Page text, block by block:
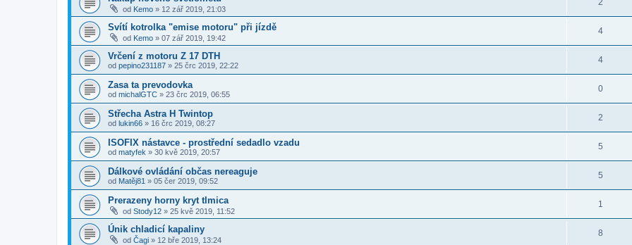
od Kemo » 12 zář 2019, 21:03
2
Svítí kotrolka "emise motoru" při jízdě
od Kemo » 07 zář 2019, 19:42
4
Vrčení z motoru Z 17 DTH
od pepino231187 » 25 črc 2019, 22:22
4
Zasa ta prevodovka
od michalGTC » 23 črc 2019, 06:55
0
Střecha Astra H Twintop
od lukin66 » 16 črc 2019, 08:27
2
ISOFIX nástavce - prostřední sedadlo vzadu
od matyfek » 30 kvě 2019, 20:57
5
Dálkové ovládání občas nereaguje
od Matěj81 » 05 čer 2019, 09:52
5
Prerazeny horny kryt tlmica
od Stody12 » 25 kvě 2019, 11:52
1
Únik chladicí kapaliny
od Čagi » 12 bře 2019, 13:24
8